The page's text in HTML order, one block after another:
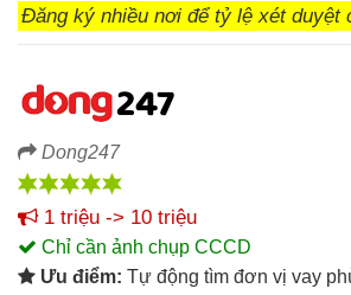
Đăng ký nhiều nơi để tỷ lệ xét duyệt
Dong247
1 triệu -> 10 triệu
Chỉ cần ảnh chụp CCCD
Ưu điểm: Tự động tìm đơn vị vay